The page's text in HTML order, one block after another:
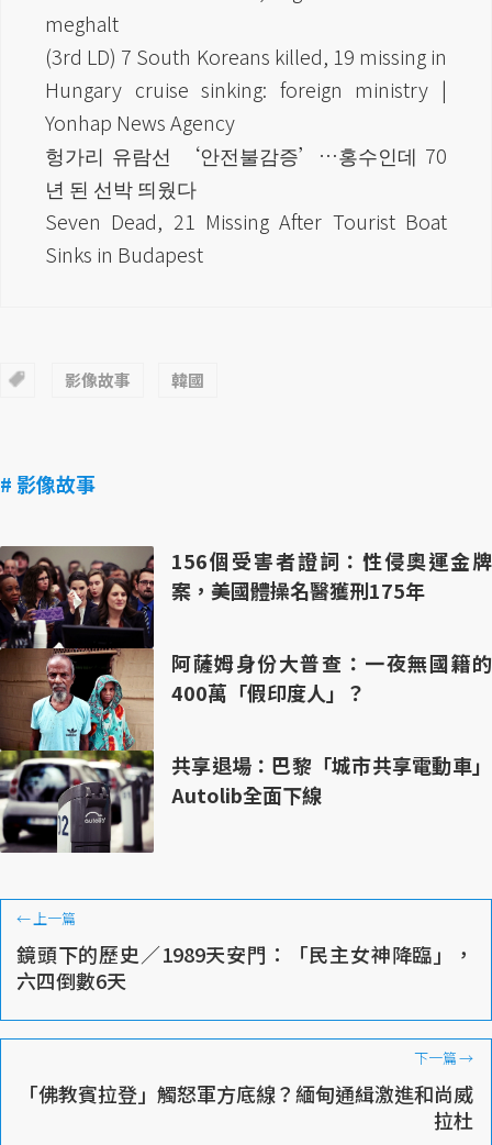
meghalt
(3rd LD) 7 South Koreans killed, 19 missing in
Hungary cruise sinking: foreign ministry |
Yonhap News Agency
헝가리 유람선 ‘안전불감증’…홍수인데 70
년 된 선박 띄웠다
Seven Dead, 21 Missing After Tourist Boat
Sinks in Budapest
影像故事 韓國
# 影像故事
156個受害者證詞：性侵奧運金牌
案，美國體操名醫獲刑175年
阿薩姆身份大普查：一夜無國籍的
400萬「假印度人」？
共享退場：巴黎「城市共享電動車」
Autolib全面下線
←上一篇
鏡頭下的歷史／1989天安門：「民主女神降臨」，
六四倒數6天
下一篇→
「佛教賓拉登」觸怒軍方底線？緬甸通緝激進和尚威
拉杜